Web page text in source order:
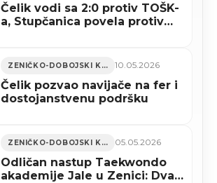
Čelik vodi sa 2:0 protiv TOŠK-
a, Stupčanica povela protiv
ZENIČKO-DOBOJSKI KANTON 10.05.2026
Čelik pozvao navijače na fer i
dostojanstvenu podršku
ZENIČKO-DOBOJSKI KANTON 05.05.2026
Odličan nastup Taekwondo
akademije Jale u Zenici: Dva